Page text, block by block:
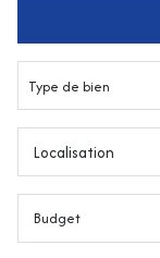
De l'immo pro
Type de bien
Localisation
Budget